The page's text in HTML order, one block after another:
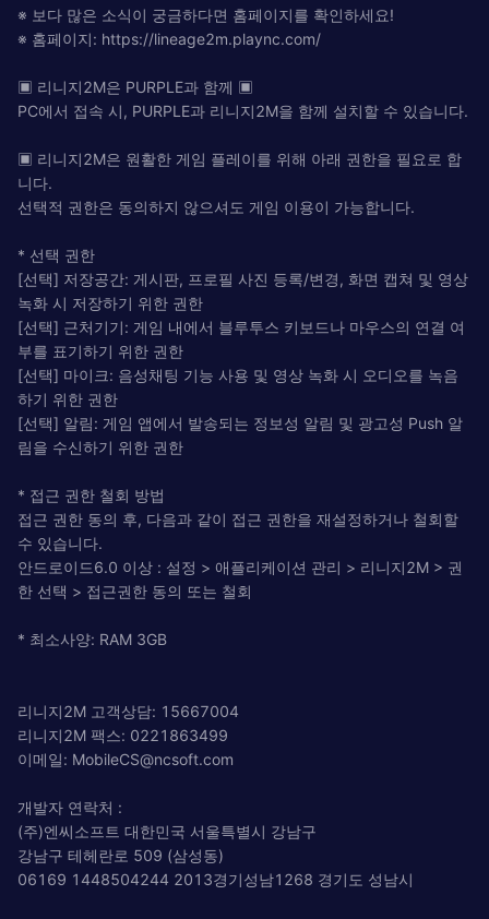
※ 보다 많은 소식이 궁금하다면 홈페이지를 확인하세요!
※ 홈페이지: https://lineage2m.plaync.com/
▣ 리니지2M은 PURPLE과 함께 ▣
PC에서 접속 시, PURPLE과 리니지2M을 함께 설치할 수 있습니다.
▣ 리니지2M은 원활한 게임 플레이를 위해 아래 권한을 필요로 합
니다.
선택적 권한은 동의하지 않으셔도 게임 이용이 가능합니다.
* 선택 권한
[선택] 저장공간: 게시판, 프로필 사진 등록/변경, 화면 캡쳐 및 영상
녹화 시 저장하기 위한 권한
[선택] 근처기기: 게임 내에서 블루투스 키보드나 마우스의 연결 여
부를 표기하기 위한 권한
[선택] 마이크: 음성채팅 기능 사용 및 영상 녹화 시 오디오를 녹음
하기 위한 권한
[선택] 알림: 게임 앱에서 발송되는 정보성 알림 및 광고성 Push 알
림을 수신하기 위한 권한
* 접근 권한 철회 방법
접근 권한 동의 후, 다음과 같이 접근 권한을 재설정하거나 철회할
수 있습니다.
안드로이드6.0 이상 : 설정 > 애플리케이션 관리 > 리니지2M > 권
한 선택 > 접근권한 동의 또는 철회
* 최소사양: RAM 3GB
리니지2M 고객상담: 15667004
리니지2M 팩스: 0221863499
이메일: MobileCS@ncsoft.com
개발자 연락처 :
(주)엔씨소프트 대한민국 서울특별시 강남구
강남구 테헤란로 509 (삼성동)
06169 1448504244 2013경기성남1268 경기도 성남시